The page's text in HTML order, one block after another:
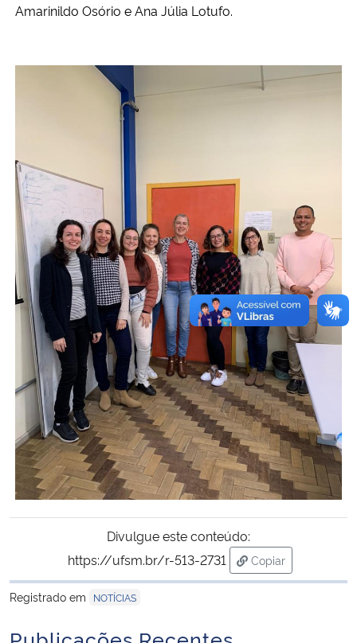
Amarinildo Osório e Ana Júlia Lotufo.
Divulgue este conteúdo:
https://ufsm.br/r-513-2731
Copiar
para área de
Registrado em
NOTÍCIAS